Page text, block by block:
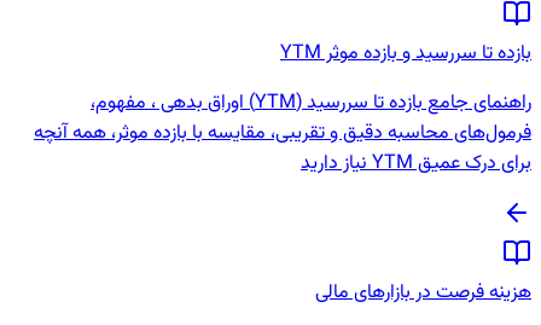
بازده تا سررسید و بازده موثر YTM
راهنمای جامع بازده تا سررسید (YTM) اوراق بدهی ، مفهوم،
فرمول‌های محاسبه دقیق و تقریبی، مقایسه با بازده موثر، همه آنچه
برای درک عمیق YTM نیاز دارید
هزینه فرصت در بازارهای مالی